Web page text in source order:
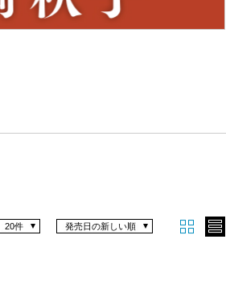
発売日の新しい順
20件